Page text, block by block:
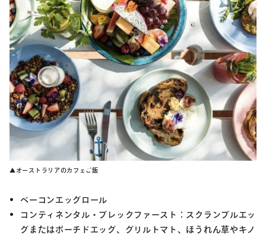
▲オーストラリアのカフェご飯
ベーコンエッグロール
コンティネンタル・ブレックファースト：スクランブルエッ
グまたはポーチドエッグ、グリルトマト、ほうれん草やキノ